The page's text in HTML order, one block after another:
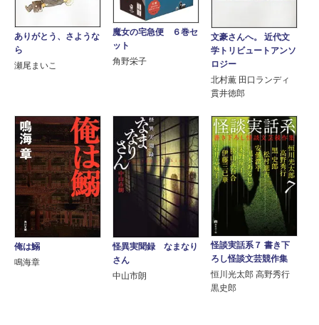
ありがとう、さような
ら
瀬尾まいこ
魔女の宅急便 ６巻セ
ット
角野栄子
文豪さんへ。 近代文
学トリビュートアンソ
ロジー
北村薫 田口ランディ
貫井徳郎
俺は鰯
鳴海章
怪異実聞録 なまなり
さん
中山市朗
怪談実話系７ 書き下
ろし怪談文芸競作集
恒川光太郎 高野秀行
黒史郎